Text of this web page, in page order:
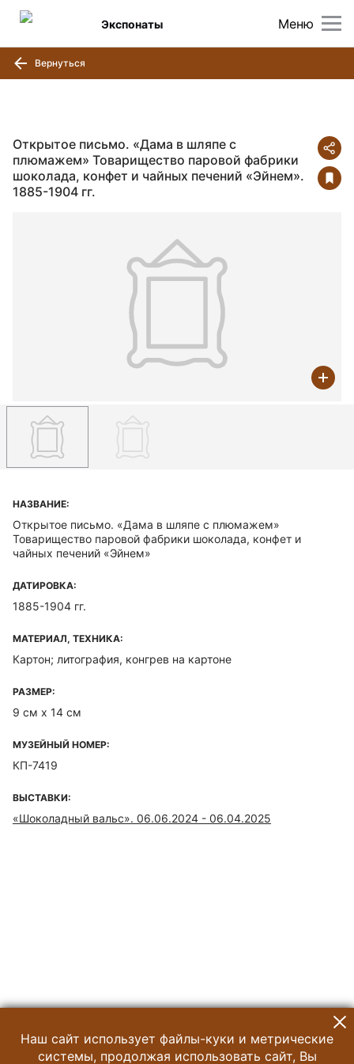
Меню
Экспонаты
Вернуться
Открытое письмо. «Дама в шляпе с
плюмажем» Товарищество паровой фабрики
шоколада, конфет и чайных печений «Эйнем».
1885-1904 гг.
НАЗВАНИЕ:
Открытое письмо. «Дама в шляпе с плюмажем»
Товарищество паровой фабрики шоколада, конфет и
чайных печений «Эйнем»
ДАТИРОВКА:
1885-1904 гг.
МАТЕРИАЛ, ТЕХНИКА:
Картон; литография, конгрев на картоне
РАЗМЕР:
9 см х 14 см
МУЗЕЙНЫЙ НОМЕР:
КП-7419
ВЫСТАВКИ:
«Шоколадный вальс». 06.06.2024 - 06.04.2025
Наш сайт использует файлы-куки и метрические
системы, продолжая использовать сайт, Вы